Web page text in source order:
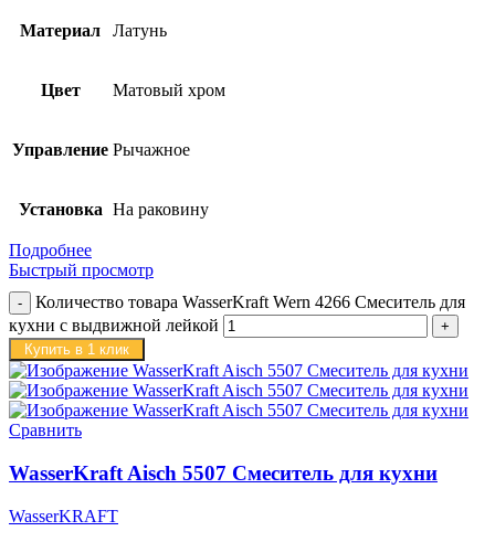
Материал Латунь
Цвет Матовый хром
Управление Рычажное
Установка На раковину
Подробнее
Быстрый просмотр
Количество товара WasserKraft Wern 4266 Смеситель для
кухни с выдвижной лейкой
Купить в 1 клик
Сравнить
WasserKraft Aisch 5507 Смеситель для кухни
WasserKRAFT